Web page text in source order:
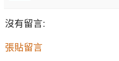
沒有留言:
張貼留言